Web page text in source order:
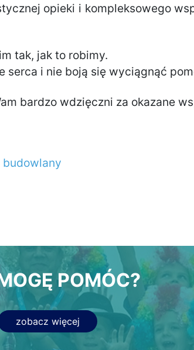
opieki i kompleksowego
tak, jak to robimy.
i nie boją się wyciągnąć
bardzo wdzięczni za okazane
POMÓC?
zobacz więcej